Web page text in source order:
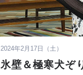
2024年2月17日（土）
氷壁＆極寒犬ぞ